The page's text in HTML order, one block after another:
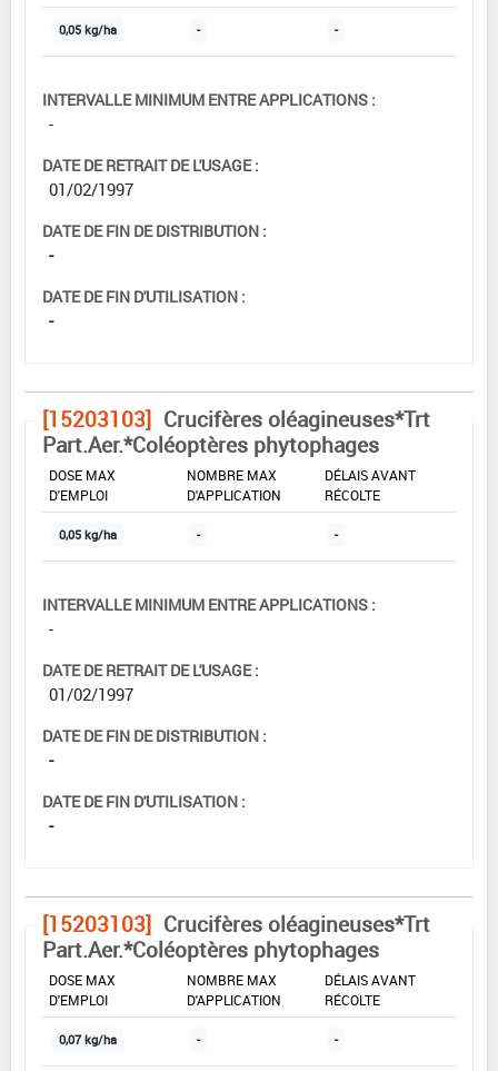
0,05 kg/ha - -
INTERVALLE MINIMUM ENTRE APPLICATIONS :
-
DATE DE RETRAIT DE L'USAGE :
01/02/1997
DATE DE FIN DE DISTRIBUTION :
-
DATE DE FIN D'UTILISATION :
-
[15203103] Crucifères oléagineuses*Trt
Part.Aer.*Coléoptères phytophages
DOSE MAX
D'EMPLOI
NOMBRE MAX
D'APPLICATION
DÉLAIS AVANT
RÉCOLTE
0,05 kg/ha - -
INTERVALLE MINIMUM ENTRE APPLICATIONS :
-
DATE DE RETRAIT DE L'USAGE :
01/02/1997
DATE DE FIN DE DISTRIBUTION :
-
DATE DE FIN D'UTILISATION :
-
[15203103] Crucifères oléagineuses*Trt
Part.Aer.*Coléoptères phytophages
DOSE MAX
D'EMPLOI
NOMBRE MAX
D'APPLICATION
DÉLAIS AVANT
RÉCOLTE
0,07 kg/ha - -